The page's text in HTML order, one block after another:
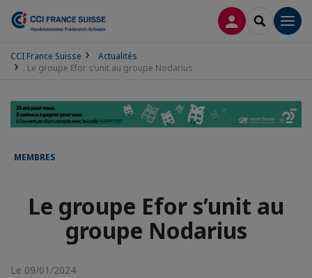
CONNEXION
CCI France Suisse
Actualités
Le groupe Efor s’unit au groupe Nodarius
MEMBRES
Le groupe Efor s’unit au
groupe Nodarius
Le 09/01/2024